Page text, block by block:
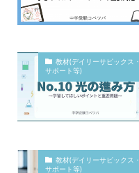
教材(デイリーサピックス・
サポート等)
教材(デイリーサピックス・
サポート等)